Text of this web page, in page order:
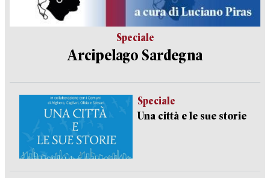
Speciale
Arcipelago Sardegna
Speciale
Una città e le sue storie